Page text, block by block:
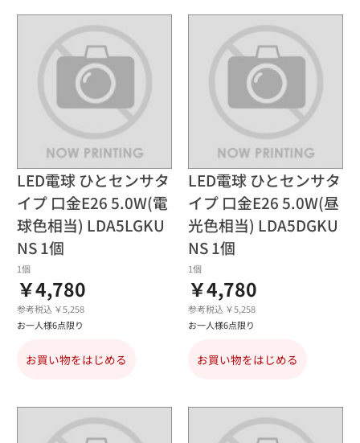
LED電球 ひとセンサタ
イプ 口金E26 5.0W(電
球色相当) LDA5LGKU
NS 1個
1個
￥4,780
参考税込 ￥5,258
お一人様6点限り
お買い物をはじめる
LED電球 ひとセンサタ
イプ 口金E26 5.0W(昼
光色相当) LDA5DGKU
NS 1個
1個
￥4,780
参考税込 ￥5,258
お一人様6点限り
お買い物をはじめる